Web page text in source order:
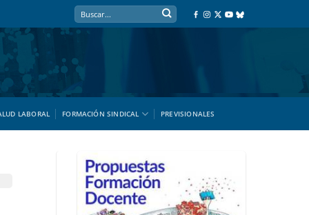
LABORAL FORMACIÓN SINDICAL PREVISIONALES